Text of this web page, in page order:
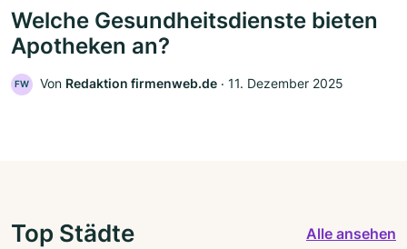
Welche Gesundheitsdienste bieten
Apotheken an?
FW Von Redaktion firmenweb.de ‧ 11. Dezember 2025
Top Städte Alle ansehen